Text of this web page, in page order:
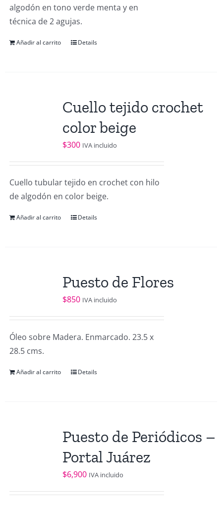
algodón en tono verde menta y en
técnica de 2 agujas.
Añadir al carrito Details
Cuello tejido crochet
color beige
$300 IVA incluido
Cuello tubular tejido en crochet con hilo
de algodón en color beige.
Añadir al carrito Details
Puesto de Flores
$850 IVA incluido
Óleo sobre Madera. Enmarcado. 23.5 x
28.5 cms.
Añadir al carrito Details
Puesto de Periódicos –
Portal Juárez
$6,900 IVA incluido